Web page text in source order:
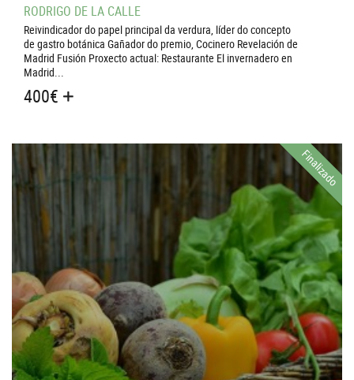
RODRIGO DE LA CALLE
Reivindicador do papel principal da verdura, líder do concepto
de gastro botánica Gañador do premio, Cocinero Revelación de
Madrid Fusión Proxecto actual: Restaurante El invernadero en
Madrid...
400€
Finalizado